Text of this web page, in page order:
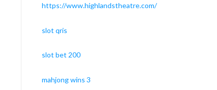
https://www.highlandstheatre.com/
slot qris
slot bet 200
mahjong wins 3